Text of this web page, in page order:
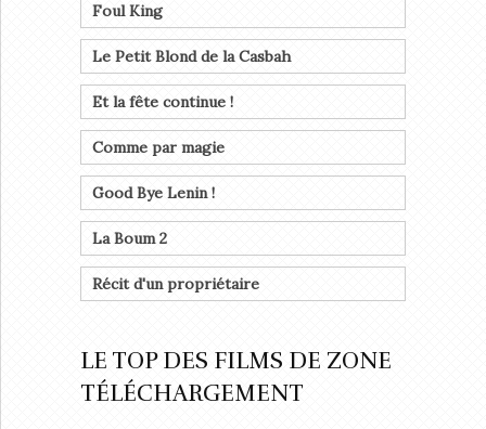
Foul King
Le Petit Blond de la Casbah
Et la fête continue !
Comme par magie
Good Bye Lenin !
La Boum 2
Récit d'un propriétaire
LE TOP DES FILMS DE ZONE
TÉLÉCHARGEMENT